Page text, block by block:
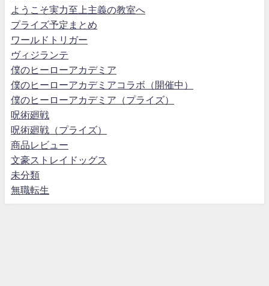
ようこそ実力至上主義の教室へ
プライズ予定まとめ
ワールドトリガー
ヴィジランテ
僕のヒーローアカデミア
僕のヒーローアカデミアコラボ（開催中）
僕のヒーローアカデミア（プライズ）
呪術廻戦
呪術廻戦（プライズ）
商品レビュー
文豪ストレイドッグス
未分類
無職転生